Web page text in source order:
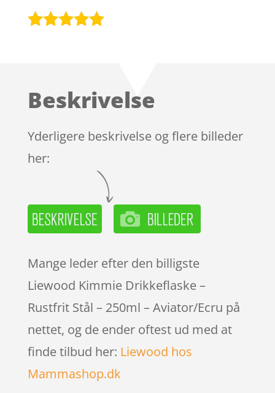
kundebedøm
Beskrivelse
Yderligere beskrivelse og flere billeder
her:
Mange leder efter den billigste
Liewood Kimmie Drikkeflaske –
Rustfrit Stål – 250ml – Aviator/Ecru på
nettet, og de ender oftest ud med at
finde tilbud her: Liewood hos
Mammashop.dk